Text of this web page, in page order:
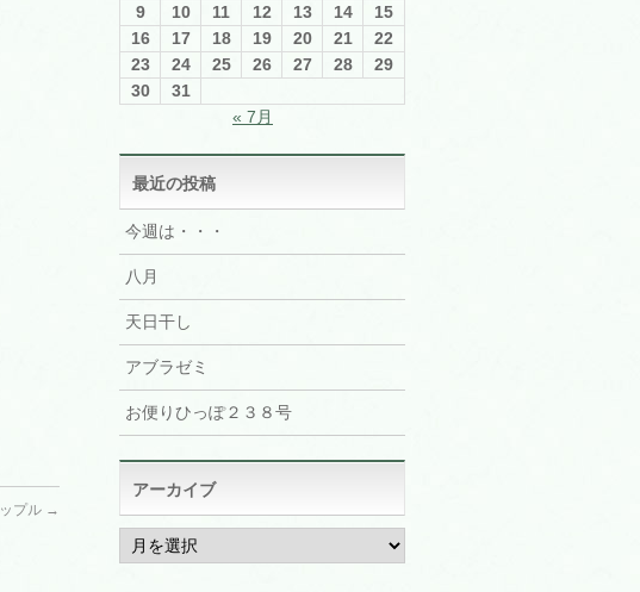
プル →
9
10 11 12 13 14
15
16
17 18 19 20 21
22
23
24 25 26 27 28
29
30
31
« 7月
最近の投稿
今週は・・・
八月
天日干し
アブラゼミ
お便りひっぽ２３８号
アーカイブ
ア
ー